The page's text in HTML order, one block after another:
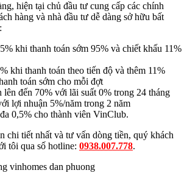
hiện tại chủ đầu tư cung cấp các chính
hàng và nhà đầu tư dễ dàng sở hữu bất
khi thanh toán sớm 95% và chiết khấu 11%
khi thanh toán theo tiến độ và thêm 11%
toán sớm cho mỗi đợt
đến 70% với lãi suất 0% trong 24 tháng
lợi nhuận 5%/năm trong 2 năm
0,5% cho thành viên VinClub.
chi tiết nhất và tư vấn dòng tiền, quý khách
tôi qua số hotline: 0938.007.778.